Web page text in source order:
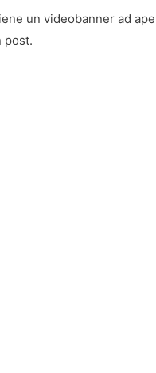
un videobanner ad
post.